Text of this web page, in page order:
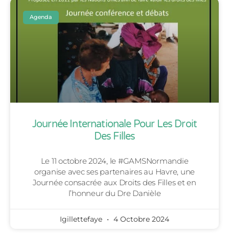
Agenda
Journée Internationale Pour Les Droit
Des Filles
Le 11 octobre 2024, le #GAMSNormandie
organise avec ses partenaires au Havre, une
Journée consacrée aux Droits des Filles et en
l’honneur du Dre Danièle
Igillettefaye 4 Octobre 2024